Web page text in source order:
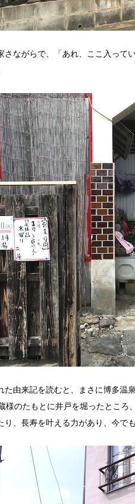
さながらで、「あれ、ここ入って
た由来記を読むと、まさに博多温
様のたもとに井戸を堀ったところ
り、長寿を叶える力があり、今で